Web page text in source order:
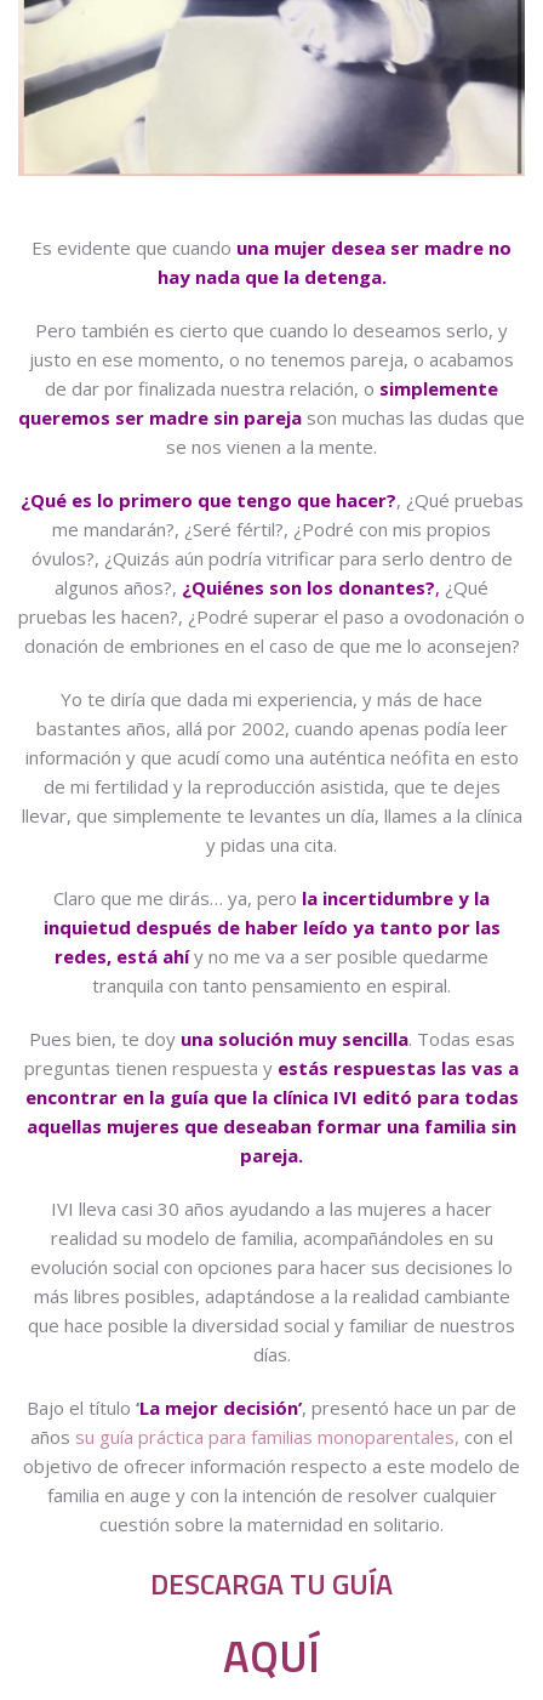
Es evidente que cuando una mujer desea ser madre no
hay nada que la detenga.
Pero también es cierto que cuando lo deseamos serlo, y
justo en ese momento, o no tenemos pareja, o acabamos
de dar por finalizada nuestra relación, o simplemente
queremos ser madre sin pareja son muchas las dudas que
se nos vienen a la mente.
¿Qué es lo primero que tengo que hacer?, ¿Qué pruebas
me mandarán?, ¿Seré fértil?, ¿Podré con mis propios
óvulos?, ¿Quizás aún podría vitrificar para serlo dentro de
algunos años?, ¿Quiénes son los donantes?, ¿Qué
pruebas les hacen?, ¿Podré superar el paso a ovodonación o
donación de embriones en el caso de que me lo aconsejen?
Yo te diría que dada mi experiencia, y más de hace
bastantes años, allá por 2002, cuando apenas podía leer
información y que acudí como una auténtica neófita en esto
de mi fertilidad y la reproducción asistida, que te dejes
llevar, que simplemente te levantes un día, llames a la clínica
y pidas una cita.
Claro que me dirás… ya, pero la incertidumbre y la
inquietud después de haber leído ya tanto por las
redes, está ahíy no me va a ser posible quedarme
tranquila con tanto pensamiento en espiral.
Pues bien, te doy una solución muy sencilla. Todas esas
preguntas tienen respuesta y estás respuestas las vas a
encontrar en la guía que la clínica IVI editó para todas
aquellas mujeres que deseaban formar una familia sin
pareja.
IVI lleva casi 30 años ayudando a las mujeres a hacer
realidad su modelo de familia, acompañándoles en su
evolución social con opciones para hacer sus decisiones lo
más libres posibles, adaptándose a la realidad cambiante
que hace posible la diversidad social y familiar de nuestros
días.
Bajo el título ‘La mejor decisión’, presentó hace un par de
años su guía práctica para familias monoparentales, con el
objetivo de ofrecer información respecto a este modelo de
familia en auge y con la intención de resolver cualquier
cuestión sobre la maternidad en solitario.
DESCARGA TU GUÍA
AQUÍ